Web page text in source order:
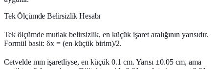
Tek Ölçümde Belirsizlik Hesabı
Tek ölçümde mutlak belirsizlik, en küçük işaret aralığının yarısıdır.
Formül basit: δx = (en küçük birim)/2.
Cetvelde mm işaretliyse, en küçük 0.1 cm. Yarısı ±0.05 cm, ama